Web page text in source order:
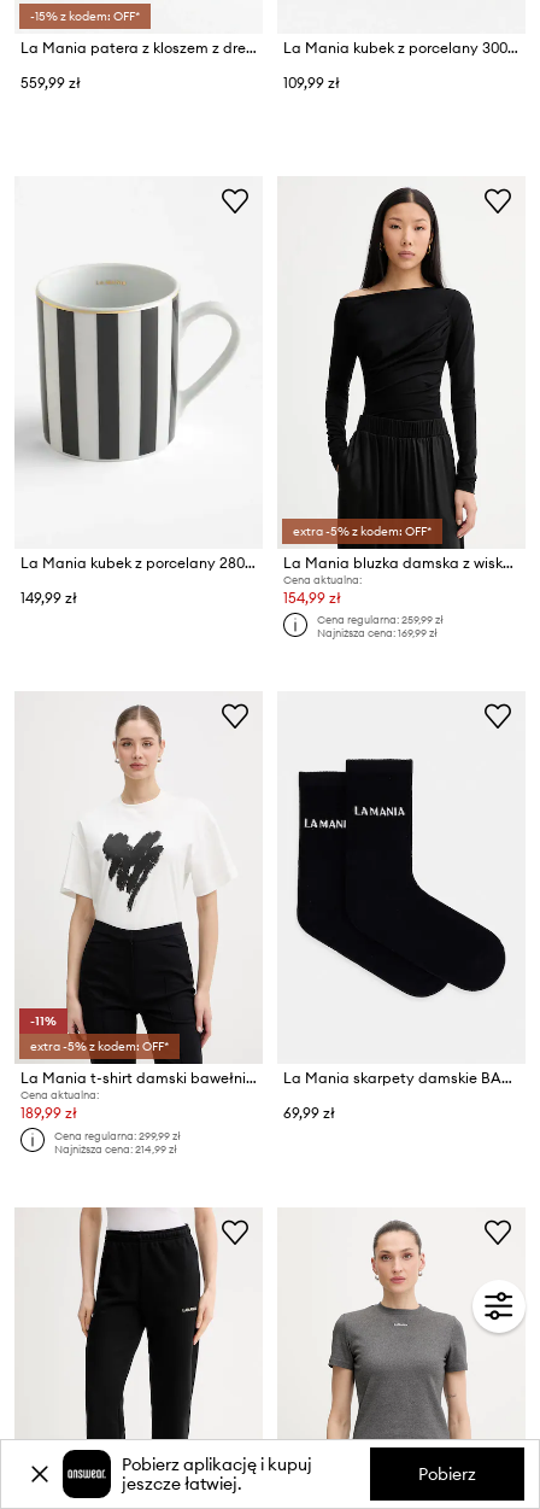
-15% z kodem: OFF*
La Mania patera z kloszem z drewna bukowego 27 x 27,5 cm
559,99 zł
La Mania kubek z porcelany 300 ml
109,99 zł
La Mania kubek z porcelany 280 ml
149,99 zł
extra -5% z kodem: OFF*
La Mania bluzka damska z wiskozą ENZA
Cena aktualna:
154,99 zł
Cena regularna:259,99 zł
Najniższa cena:169,99 zł
-11%
extra -5% z kodem: OFF*
La Mania t-shirt damski bawełniany SANDER
Cena aktualna:
189,99 zł
Cena regularna:299,99 zł
Najniższa cena:214,99 zł
La Mania skarpety damskie BASIC
69,99 zł
Pobierz aplikację i kupuj
jeszcze łatwiej.
Pobierz